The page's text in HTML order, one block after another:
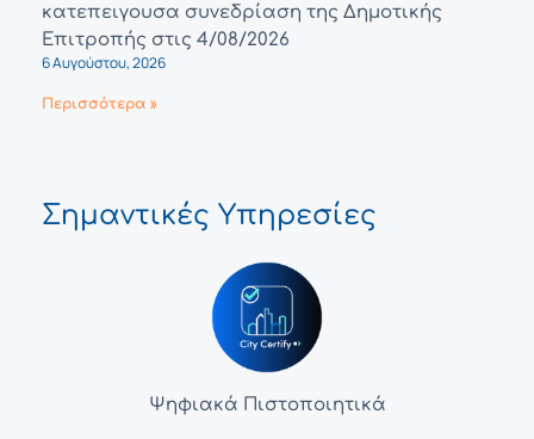
κατεπειγουσα συνεδρίαση της Δημοτικής
Επιτροπής στις 4/08/2026
6 Αυγούστου, 2026
Περισσότερα »
Σημαντικές Υπηρεσίες
Ψηφιακά Πιστοποιητικά